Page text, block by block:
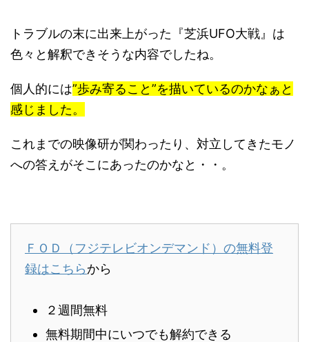
トラブルの末に出来上がった『芝浜UFO大戦』は
色々と解釈できそうな内容でしたね。
個人的には”歩み寄ること”を描いているのかなぁと
感じました。
これまでの映像研が関わったり、対立してきたモノ
への答えがそこにあったのかなと・・。
ＦＯＤ（フジテレビオンデマンド）の無料登
録はこちらから
２週間無料
無料期間中にいつでも解約できる